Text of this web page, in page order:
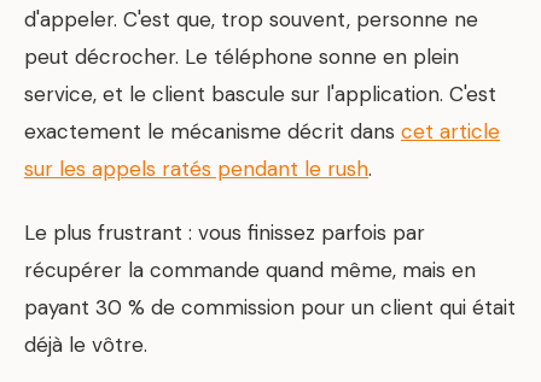
d'appeler. C'est que, trop souvent, personne ne
peut décrocher. Le téléphone sonne en plein
service, et le client bascule sur l'application. C'est
exactement le mécanisme décrit dans cet article
sur les appels ratés pendant le rush.
Le plus frustrant : vous finissez parfois par
récupérer la commande quand même, mais en
payant 30 % de commission pour un client qui était
déjà le vôtre.